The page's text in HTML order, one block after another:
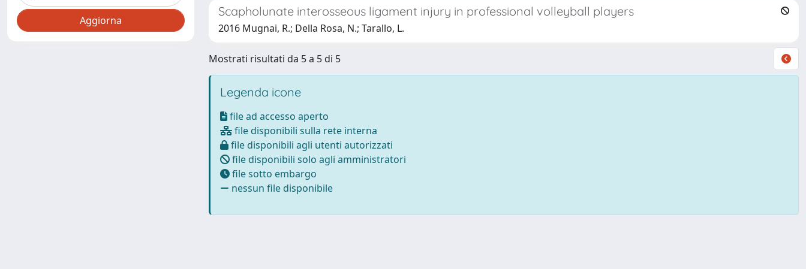
Scapholunate interosseous ligament injury in professional volleyball players
2016 Mugnai, R.; Della Rosa, N.; Tarallo, L.
Mostrati risultati da 5 a 5 di 5
Legenda icone
file ad accesso aperto
file disponibili sulla rete interna
file disponibili agli utenti autorizzati
file disponibili solo agli amministratori
file sotto embargo
nessun file disponibile